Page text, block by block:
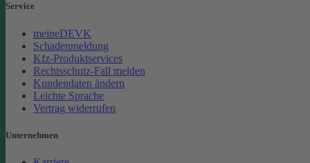
Service
meineDEVK
Schadenmeldung
Kfz-Produktservices
Rechtsschutz-Fall melden
Kundendaten ändern
Leichte Sprache
Vertrag widerrufen
Unternehmen